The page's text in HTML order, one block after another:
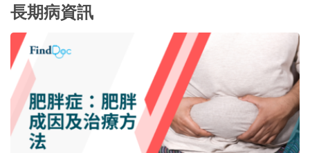
長期病資訊